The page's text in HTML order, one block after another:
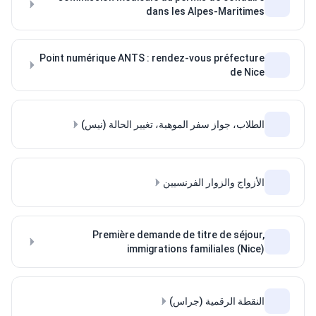
dans les Alpes-Maritimes
Point numérique ANTS : rendez-vous préfecture
de Nice
الطلاب، جواز سفر الموهبة، تغيير الحالة (نيس)
الأزواج والزوار الفرنسيين
Première demande de titre de séjour,
immigrations familiales (Nice)
النقطة الرقمية (جراس)